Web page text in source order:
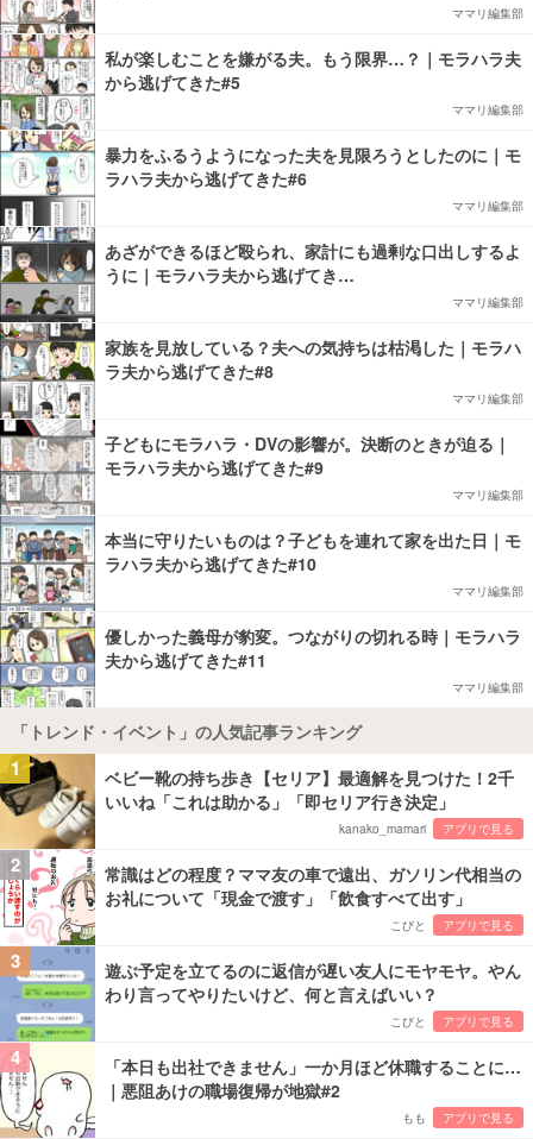
ママリ編集部
私が楽しむことを嫌がる夫。もう限界…？｜モラハラ夫
から逃げてきた#5
ママリ編集部
暴力をふるうようになった夫を見限ろうとしたのに｜モ
ラハラ夫から逃げてきた#6
ママリ編集部
あざができるほど殴られ、家計にも過剰な口出しするよ
うに｜モラハラ夫から逃げてき…
ママリ編集部
家族を見放している？夫への気持ちは枯渇した｜モラハ
ラ夫から逃げてきた#8
ママリ編集部
子どもにモラハラ・DVの影響が。決断のときが迫る｜
モラハラ夫から逃げてきた#9
ママリ編集部
本当に守りたいものは？子どもを連れて家を出た日｜モ
ラハラ夫から逃げてきた#10
ママリ編集部
優しかった義母が豹変。つながりの切れる時｜モラハラ
夫から逃げてきた#11
ママリ編集部
「トレンド・イベント」の人気記事ランキング
1
ベビー靴の持ち歩き【セリア】最適解を見つけた！2千
いいね「これは助かる」「即セリア行き決定」
kanako_mamari アプリで見る
2
常識はどの程度？ママ友の車で遠出、ガソリン代相当の
お礼について「現金で渡す」「飲食すべて出す」
こびと アプリで見る
3
遊ぶ予定を立てるのに返信が遅い友人にモヤモヤ。やん
わり言ってやりたいけど、何と言えばいい？
こびと アプリで見る
4
「本日も出社できません」一か月ほど休職することに…
｜悪阻あけの職場復帰が地獄#2
もも アプリで見る